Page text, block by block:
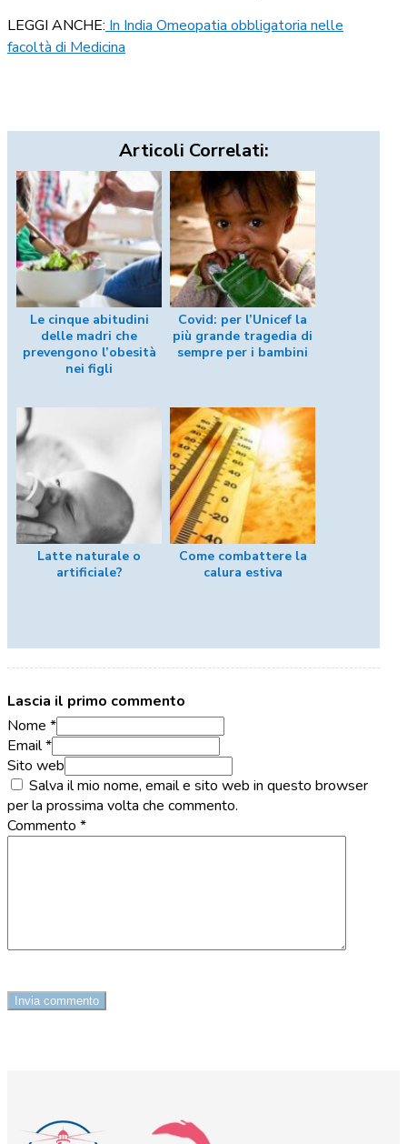
LEGGI ANCHE: In India Omeopatia obbligatoria nelle
facoltà di Medicina
Articoli Correlati:
Le cinque abitudini
delle madri che
prevengono l’obesità
nei figli
Covid: per l’Unicef la
più grande tragedia di
sempre per i bambini
Latte naturale o
artificiale?
Come combattere la
calura estiva
Lascia il primo commento
Nome *
Email *
Sito web
Salva il mio nome, email e sito web in questo browser
per la prossima volta che commento.
Commento *